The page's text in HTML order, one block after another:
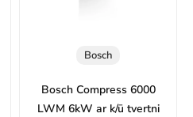
Bosch
Bosch Compress 6000
LWM 6kW ar k/ū tvertni